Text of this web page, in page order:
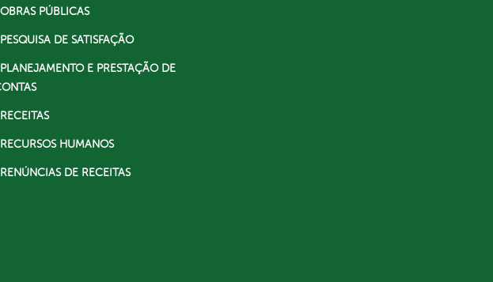
OBRAS PÚBLICAS
PESQUISA DE SATISFAÇÃO
PLANEJAMENTO E PRESTAÇÃO DE
RECEITAS
RECURSOS HUMANOS
RENÚNCIAS DE RECEITAS